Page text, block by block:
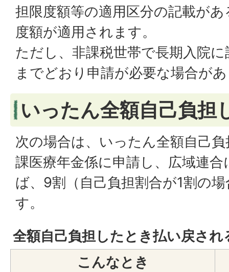
担限度額等の適用区分の記載が
度額が適用されます。
ただし、非課税世帯で長期入院
までどおり申請が必要な場合が
いったん全額自己負担
次の場合は、いったん全額自己
課医療年金係に申請し、広域連
ば、9割（自己負担割合が1割の
す。
全額自己負担したとき払い戻され
こんなとき